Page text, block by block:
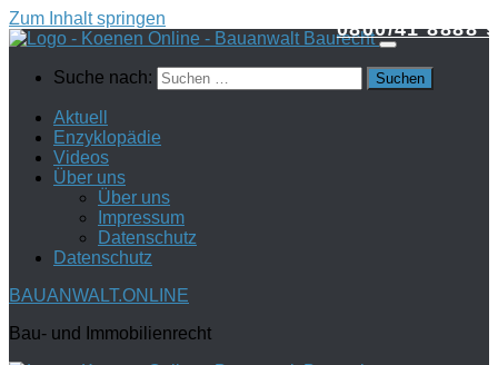
Zum Inhalt springen
Suche nach:
Aktuell
Enzyklopädie
Videos
Über uns
Über uns
Impressum
Datenschutz
Datenschutz
BAUANWALT.ONLINE
Bau- und Immobilienrecht
0800/41 8888 9